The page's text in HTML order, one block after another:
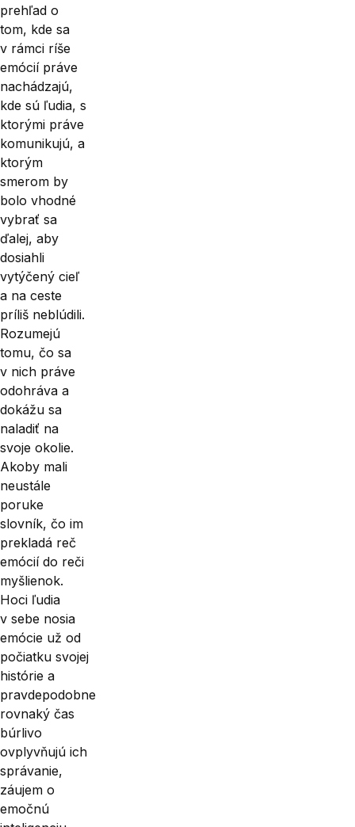
prehľad o
tom, kde sa
v rámci ríše
emócií práve
nachádzajú,
kde sú ľudia, s
ktorými práve
komunikujú, a
ktorým
smerom by
bolo vhodné
vybrať sa
ďalej, aby
dosiahli
vytýčený cieľ
a na ceste
príliš neblúdili.
Rozumejú
tomu, čo sa
v nich práve
odohráva a
dokážu sa
naladiť na
svoje okolie.
Akoby mali
neustále
poruke
slovník, čo im
prekladá reč
emócií do reči
myšlienok.
Hoci ľudia
v sebe nosia
emócie už od
počiatku svojej
histórie a
pravdepodobne
rovnaký čas
búrlivo
ovplyvňujú ich
správanie,
záujem o
emočnú